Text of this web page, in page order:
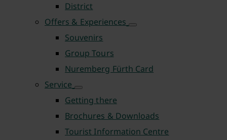
District
Offers & Experiences
Souvenirs
Group Tours
Nuremberg Fürth Card
Service
Getting there
Brochures & Downloads
Tourist Information Centre